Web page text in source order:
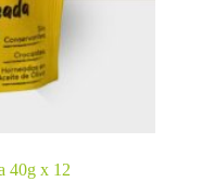
40g x 12